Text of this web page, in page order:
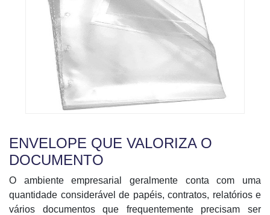
ENVELOPE QUE VALORIZA O
DOCUMENTO
O ambiente empresarial geralmente conta com uma
quantidade considerável de papéis, contratos, relatórios e
vários documentos que frequentemente precisam ser